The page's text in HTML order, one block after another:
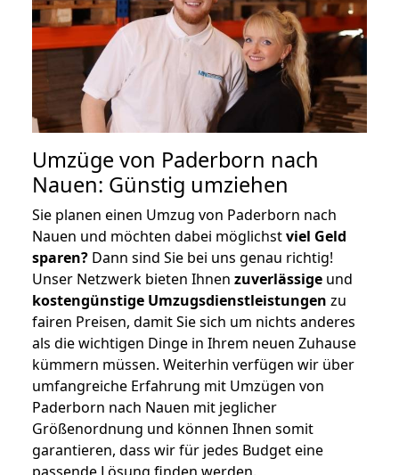
Umzüge von Paderborn nach
Nauen: Günstig umziehen
Sie planen einen Umzug von Paderborn nach
Nauen und möchten dabei möglichstviel Geld
sparen? Dann sind Sie bei uns genau richtig!
Unser Netzwerk bieten Ihnen zuverlässige und
kostengünstige Umzugsdienstleistungen zu
fairen Preisen, damit Sie sich um nichts anderes
als die wichtigen Dinge in Ihrem neuen Zuhause
kümmern müssen. Weiterhin verfügen wir über
umfangreiche Erfahrung mit Umzügen von
Paderborn nach Nauen mit jeglicher
Größenordnung und können Ihnen somit
garantieren, dass wir für jedes Budget eine